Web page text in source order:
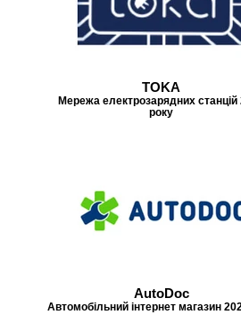
TOKA
Мережа електрозарядних станцій
року
AutoDoc
Автомобільний інтернет магазин